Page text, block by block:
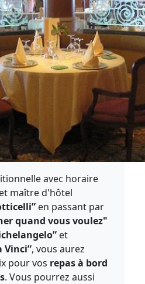
avec horaire
maître d'hôtel
en passant par
quand vous voulez"
et
Vinci”, vous aurez
pour vos repas à bord
. Vous pourrez aussi